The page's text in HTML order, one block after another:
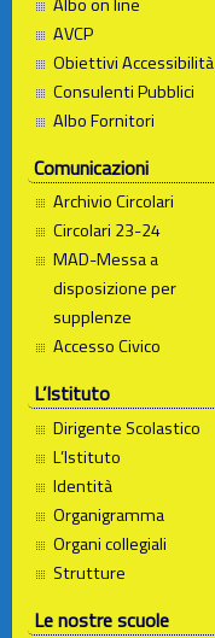
AVCP
Obiettivi Accessibilità
Consulenti Pubblici
Albo Fornitori
Comunicazioni
Archivio Circolari
Circolari 23-24
MAD-Messa a
disposizione per
supplenze
Accesso Civico
L’Istituto
Dirigente Scolastico
L’Istituto
Identità
Organigramma
Organi collegiali
Strutture
Le nostre scuole